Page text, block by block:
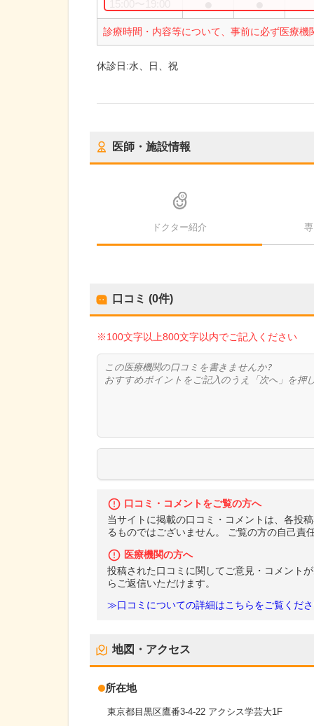
診療時間・内容等について、事前に必ず医療機
休診日:水、日、祝
医師・施設情報
ドクター紹介
口コミ (0件)
※100文字以上800文字以内でご記入ください
口コミ・コメントをご覧の方へ
当サイトに掲載の口コミ・コメントは、各投
るものではございません。 ご覧の方の自己責
医療機関の方へ
投稿された口コミに関してご意見・コメント
らご返信いただけます。
≫口コミについての詳細はこちらをご覧くださ
地図・アクセス
所在地
東京都目黒区鷹番3-4-22 アクシス学芸大1F